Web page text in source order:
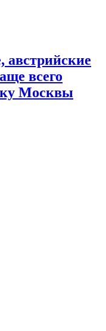
австрийские
всего
Москвы